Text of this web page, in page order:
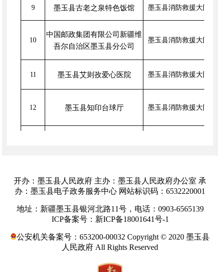
9 墨玉县古老之泉特色饭馆 墨玉县消防救援大队
10
中国邮政集团有限公司新疆维
吾尔自治区墨玉县分公司
墨玉县消防救援大队
11 墨玉县艾则孜爱心医院 墨玉县消防救援大队
12 墨玉县知印台球厅 墨玉县消防救援大队
俱乐部
开办：墨玉县人民政府 主办：墨玉县人民政府办公室 承
办：墨玉县电子政务服务中心 网站标识码：6532220001
地址：新疆墨玉县银河北路11号，电话：0903-6565139
ICP备案号：新ICP备18001641号-1
公安机关备案号：653200-00032 Copyright © 2020 墨玉县
人民政府 All Rights Reserved